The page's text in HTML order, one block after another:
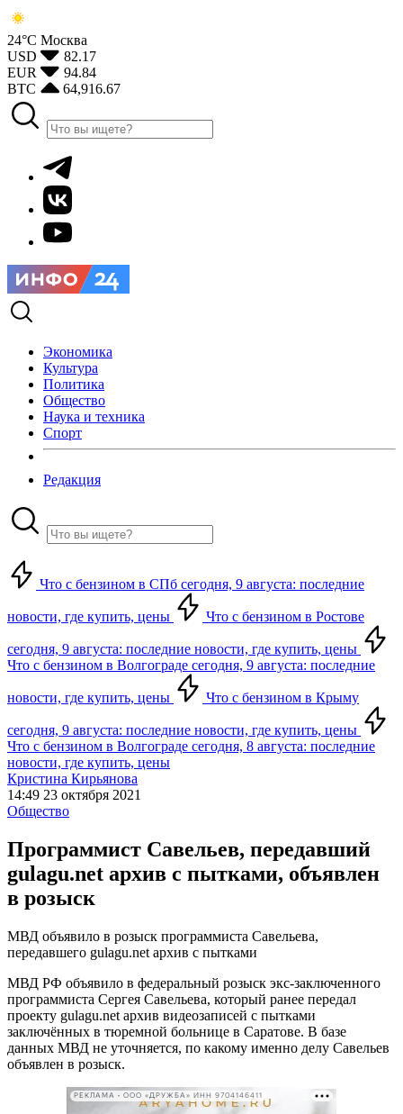
24°С Москва
USD
82.17
EUR
94.84
BTC
64,916.67
Экономика
Культура
Политика
Общество
Наука и техника
Спорт
Редакция
Что с бензином в СПб сегодня, 9 августа: последние
новости, где купить, цены Что с бензином в Ростове
сегодня, 9 августа: последние новости, где купить, цены
Что с бензином в Волгограде сегодня, 9 августа: последние
новости, где купить, цены Что с бензином в Крыму
сегодня, 9 августа: последние новости, где купить, цены
Что с бензином в Волгограде сегодня, 8 августа: последние
новости, где купить, цены
Кристина Кирьянова
14:49 23 октября 2021
Общество
Программист Савельев, передавший
gulagu.net архив с пытками, объявлен
в розыск
МВД объявило в розыск программиста Савельева,
передавшего gulagu.net архив с пытками
МВД РФ объявило в федеральный розыск экс-заключенного
программиста Сергея Савельева, который ранее передал
проекту gulagu.net архив видеозаписей с пытками
заключённых в тюремной больнице в Саратове. В базе
данных МВД не уточняется, по какому именно делу Савельев
объявлен в розыск.
РЕКЛАМА • ООО «ДРУЖБА» ИНН 9704146411